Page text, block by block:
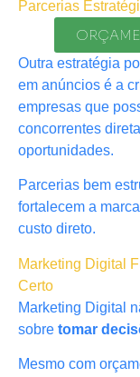
Parcerias
Outra estratégia
em anúncios é a
empresas que
concorrentes
oportunidades.
Parcerias bem
fortalecem a
custo direto.
Marketing Digital
Certo
Marketing Digital
sobre tomar
Mesmo com